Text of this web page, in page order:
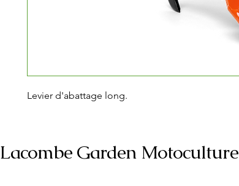
Levier d'abattage long.
Lacombe Garden Motoculture